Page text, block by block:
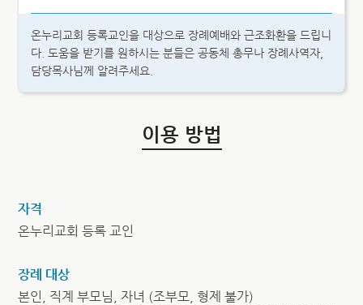
온누리교회 등록교인을 대상으로 장례예배와 근조화환을 드립니
다. 도움을 받기를 원하시는 분들은 공동체 총무나 장례사역자,
담당목사님께 알려주세요.
이용 방법
자격
온누리교회 등록 교인
장례 대상
본인, 직계 부모님, 자녀 (조부모, 형제 불가)